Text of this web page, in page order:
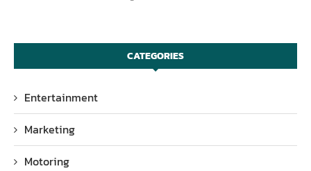
CATEGORIES
Entertainment
Marketing
Motoring